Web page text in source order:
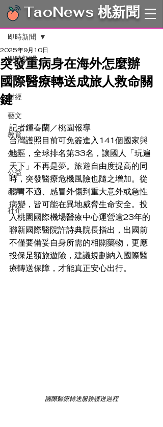
TaoNews 桃新聞
文章
即時新聞
市政
財經
藝文
教育
生活
公益
產業
社企
即時新聞
突發重病身在海外怎麼辦
國際醫療轉送成旅人救命關
鍵
2025年9月10日
記者鍾春蘭／桃園報導
台灣護照目前可免簽進入141個國家與
地區，全球排名第33名，讓國人「玩遍
天下」不再是夢。旅遊自由度提高的同
時，突發醫療危機風險也隨之增加。從
腸胃不適、感冒外傷到重大意外或急性
病變，皆可能在異地威脅生命安全。投
入桃園國際機場醫療中心運營逾23年的
聯新國際醫院許詩典院長指出，出國前
不僅要備妥自身所需的相關藥物，更應
投保足額旅遊險，建議規劃納入國際醫
療轉送保障，才能真正安心出行。
國際醫療轉送服務護送過程